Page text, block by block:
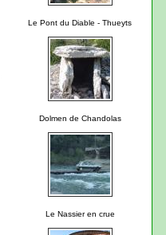
Le Pont du Diable - Thueyts
Dolmen de Chandolas
Le Nassier en crue